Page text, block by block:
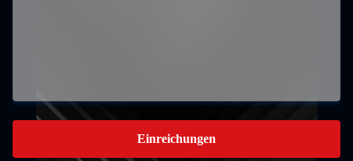
Einreichungen